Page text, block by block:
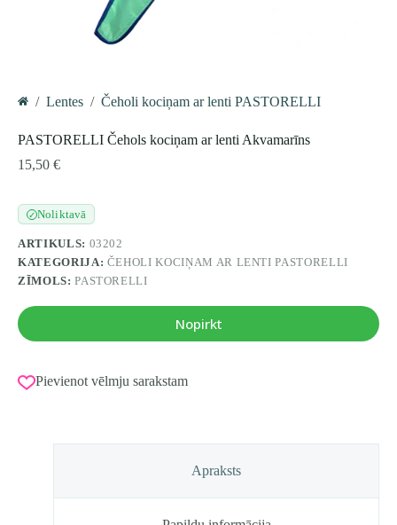
/ Lentes / Čeholi kociņam ar lenti PASTORELLI
PASTORELLI Čehols kociņam ar lenti Akvamarīns
15,50 €
✓Noliktavā
ARTIKULS: 03202
KATEGORIJA: ČEHOLI KOCIŅAM AR LENTI PASTORELLI
ZĪMOLS:PASTORELLI
Nopirkt
Pievienot vēlmju sarakstam
Apraksts